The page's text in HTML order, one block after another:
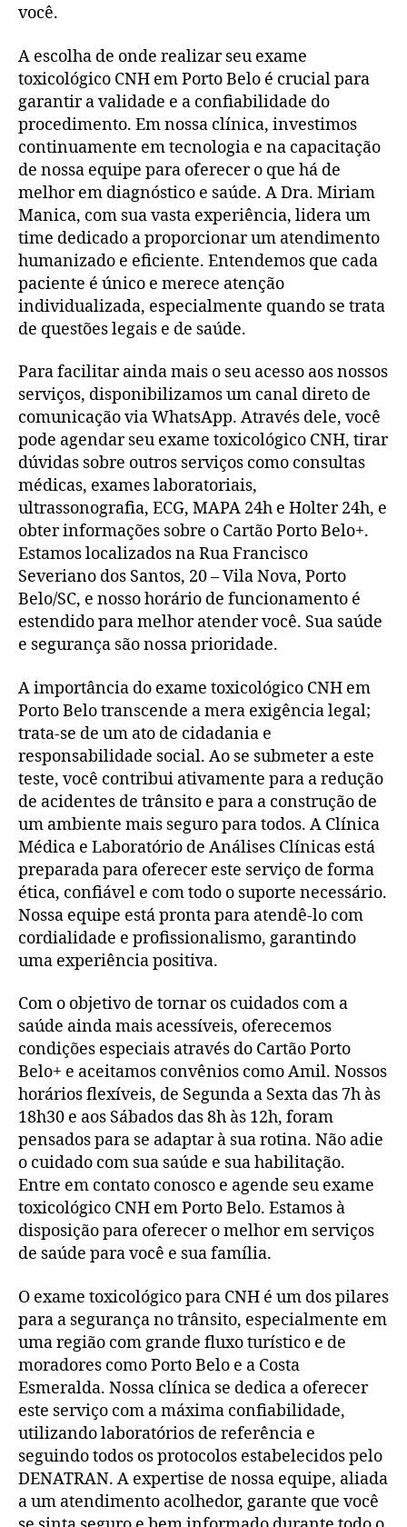
você.
A escolha de onde realizar seu exame
toxicológico CNH em Porto Belo é crucial para
garantir a validade e a confiabilidade do
procedimento. Em nossa clínica, investimos
continuamente em tecnologia e na capacitação
de nossa equipe para oferecer o que há de
melhor em diagnóstico e saúde. A Dra. Miriam
Manica, com sua vasta experiência, lidera um
time dedicado a proporcionar um atendimento
humanizado e eficiente. Entendemos que cada
paciente é único e merece atenção
individualizada, especialmente quando se trata
de questões legais e de saúde.
Para facilitar ainda mais o seu acesso aos nossos
serviços, disponibilizamos um canal direto de
comunicação via WhatsApp. Através dele, você
pode agendar seu exame toxicológico CNH, tirar
dúvidas sobre outros serviços como consultas
médicas, exames laboratoriais,
ultrassonografia, ECG, MAPA 24h e Holter 24h, e
obter informações sobre o Cartão Porto Belo+.
Estamos localizados na Rua Francisco
Severiano dos Santos, 20 – Vila Nova, Porto
Belo/SC, e nosso horário de funcionamento é
estendido para melhor atender você. Sua saúde
e segurança são nossa prioridade.
A importância do exame toxicológico CNH em
Porto Belo transcende a mera exigência legal;
trata-se de um ato de cidadania e
responsabilidade social. Ao se submeter a este
teste, você contribui ativamente para a redução
de acidentes de trânsito e para a construção de
um ambiente mais seguro para todos. A Clínica
Médica e Laboratório de Análises Clínicas está
preparada para oferecer este serviço de forma
ética, confiável e com todo o suporte necessário.
Nossa equipe está pronta para atendê-lo com
cordialidade e profissionalismo, garantindo
uma experiência positiva.
Com o objetivo de tornar os cuidados com a
saúde ainda mais acessíveis, oferecemos
condições especiais através do Cartão Porto
Belo+ e aceitamos convênios como Amil. Nossos
horários flexíveis, de Segunda a Sexta das 7h às
18h30 e aos Sábados das 8h às 12h, foram
pensados para se adaptar à sua rotina. Não adie
o cuidado com sua saúde e sua habilitação.
Entre em contato conosco e agende seu exame
toxicológico CNH em Porto Belo. Estamos à
disposição para oferecer o melhor em serviços
de saúde para você e sua família.
O exame toxicológico para CNH é um dos pilares
para a segurança no trânsito, especialmente em
uma região com grande fluxo turístico e de
moradores como Porto Belo e a Costa
Esmeralda. Nossa clínica se dedica a oferecer
este serviço com a máxima confiabilidade,
utilizando laboratórios de referência e
seguindo todos os protocolos estabelecidos pelo
DENATRAN. A expertise de nossa equipe, aliada
a um atendimento acolhedor, garante que você